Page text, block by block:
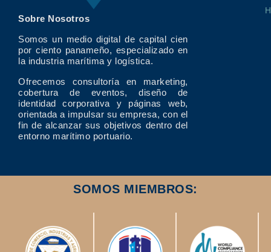
Sobre Nosotros
Somos un medio digital de capital cien
por ciento panameño, especializado en
la industria marítima y logística.
Ofrecemos consultoría en marketing,
cobertura de eventos, diseño de
identidad corporativa y páginas web,
orientada a impulsar su empresa, con el
fin de alcanzar sus objetivos dentro del
entorno marítimo portuario.
SOMOS MIEMBROS: